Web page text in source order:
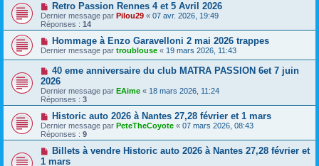
Retro Passion Rennes 4 et 5 Avril 2026
Dernier message par Pilou29 « 07 avr. 2026, 19:49
Réponses : 14
Hommage à Enzo Garavelloni 2 mai 2026 trappes
Dernier message par troublouse « 19 mars 2026, 11:43
40 eme anniversaire du club MATRA PASSION 6et 7 juin
2026
Dernier message par EAime « 18 mars 2026, 11:24
Réponses : 3
Historic auto 2026 à Nantes 27,28 février et 1 mars
Dernier message par PeteTheCoyote « 07 mars 2026, 08:43
Réponses : 9
Billets à vendre Historic auto 2026 à Nantes 27,28 février et
1 mars